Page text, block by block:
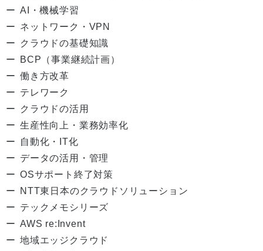
AI・機械学習
ネットワーク・VPN
クラウドの基礎知識
BCP（事業継続計画）
働き方改革
テレワーク
クラウドの活用
生産性向上・業務効率化
自動化・IT化
データの活用・管理
OSサポート終了対策
NTT東日本のクラウドソリューション
テックメモシリーズ
AWS re:Invent
地域エッジクラウド